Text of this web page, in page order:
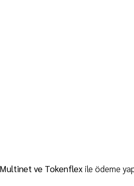
ve Tokenflex ile ödeme